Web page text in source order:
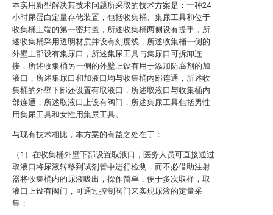
本实用新型解决其技术问题所采取的技术方案是：一种24
小时尿蛋白定量存储装置，包括收集桶、集尿工具和位于
收集桶上端的第一密封盖，所述收集桶两侧设有提手，所
述收集桶采用透明材质并设有刻度线，所述收集桶一侧的
外壁上部设有集尿口，所述集尿工具与集尿口可拆卸连
接，所述收集桶另一侧的外壁上设有用于添加防腐剂的加
液口，所述集尿口和加液口均与收集桶内部连通，所述收
集桶的外壁下部还设置有取液口，所述取液口与收集桶内
部连通，所述取液口上设有阀门，所述集尿工具包括男性
用集尿工具和女性用集尿工具。
与现有技术相比，本方案的有益之处在于：
（1）在收集桶外壁下部设置取液口，医务人员可直接通过
取液口将尿液转移到试剂管中进行检测，而不必借助注射
器将收集桶内的尿液吸出，操作简单，便于多次取样，取
液口上设有阀门，可通过控制阀门来实现尿液的定量采
集；